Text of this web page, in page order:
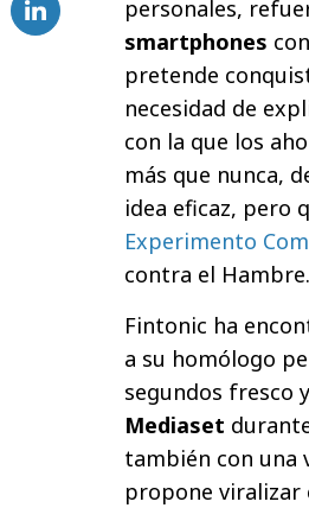
personales,
smartphones
pretende
necesidad de
con la que los
más que nunca,
idea eficaz, pero
Experimento
contra el Hambre.
Fintonic ha
a su homólogo
segundos fresco
Mediaset
también con una
propone viralizar